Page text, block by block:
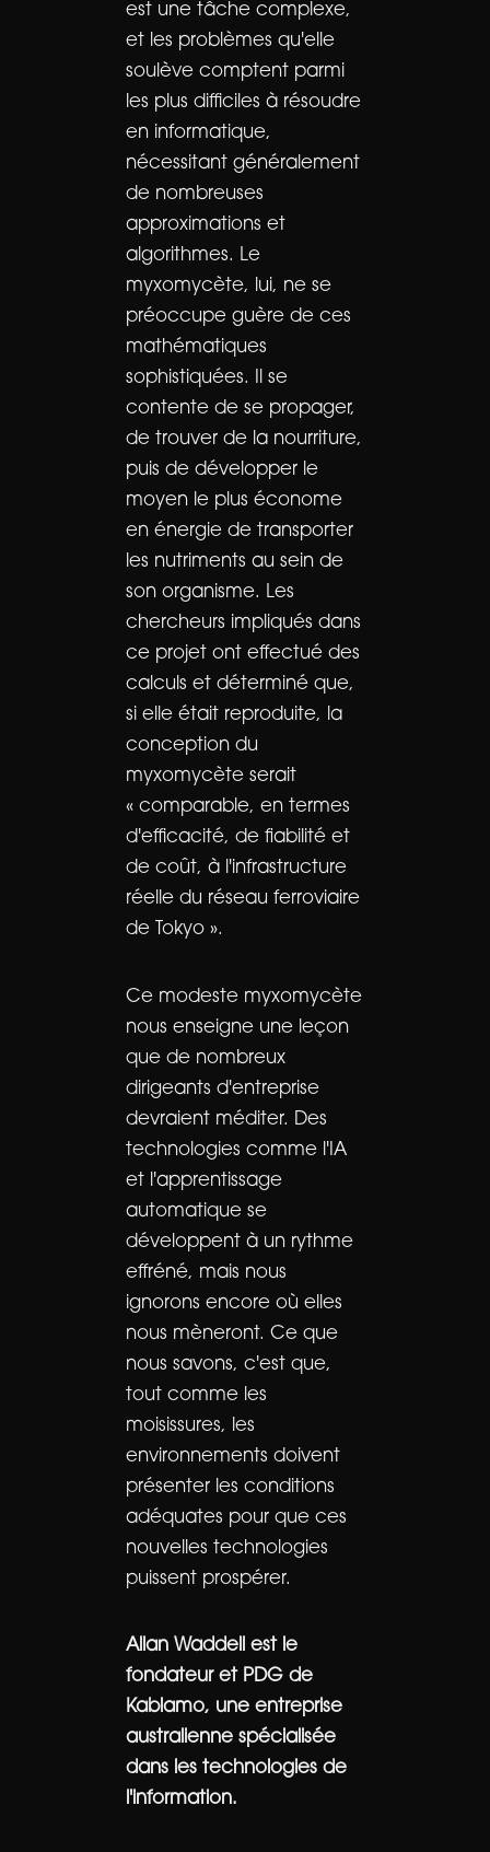
est une tâche complexe,
et les problèmes qu'elle
soulève comptent parmi
les plus difficiles à résoudre
en informatique,
nécessitant généralement
de nombreuses
approximations et
algorithmes. Le
myxomycète, lui, ne se
préoccupe guère de ces
mathématiques
sophistiquées. Il se
contente de se propager,
de trouver de la nourriture,
puis de développer le
moyen le plus économe
en énergie de transporter
les nutriments au sein de
son organisme. Les
chercheurs impliqués dans
ce projet ont effectué des
calculs et déterminé que,
si elle était reproduite, la
conception du
myxomycète serait
« comparable, en termes
d'efficacité, de fiabilité et
de coût, à l'infrastructure
réelle du réseau ferroviaire
de Tokyo ».
Ce modeste myxomycète
nous enseigne une leçon
que de nombreux
dirigeants d'entreprise
devraient méditer. Des
technologies comme l'IA
et l'apprentissage
automatique se
développent à un rythme
effréné, mais nous
ignorons encore où elles
nous mèneront. Ce que
nous savons, c'est que,
tout comme les
moisissures, les
environnements doivent
présenter les conditions
adéquates pour que ces
nouvelles technologies
puissent prospérer.
Allan Waddell est le
fondateur et PDG de
Kablamo, une entreprise
australienne spécialisée
dans les technologies de
l'information.